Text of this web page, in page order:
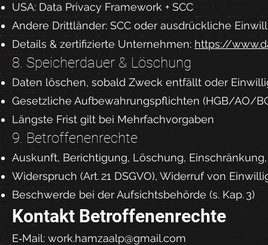
USA: Data Privacy Framework + SCC
Andere Drittländer: SCC oder ausdrückliche
Details & zertifizierte Unternehmen: https://
8. Speicherdauer & Löschung
Daten löschen, sobald Zweck entfällt oder
Gesetzliche Aufbewahrungspflichten (HGB/AO/
Längste Frist gilt bei Mehrfachvorgaben
9. Betroffenenrechte
Auskunft, Berichtigung, Löschung,
Widerspruch (Art. 21 DSGVO), Widerruf von
Beschwerde bei der Aufsichtsbehörde (s. Kap. 3)
Kontakt Betroffenenrechte
E‑Mail: work.hamzaalp@gmail.com